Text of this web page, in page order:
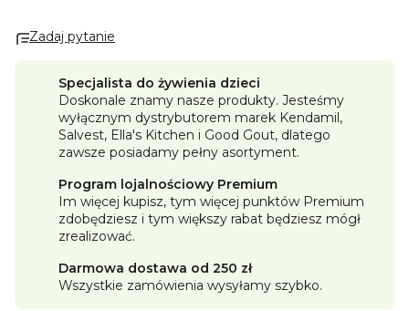
dodawać, oprócz krzty soku z cytryny, aby smak był
mali smakosze od ukończonego 4 miesiąca życia i bez
problemu mogli włączyć do swojej diety pokarmy stałe.
Cechy główne
✓ BIO jakość
✓ bez dodatku cukru*
✓ bez sztucznych barwników i konserwantów**
✓ bez glutenu
✓ praktyczne opakowanie z zamknięciem
✓ tekstura odpowiednia dla dzieci od 4 miesiąca życia ***
** Jak, zgodnie z prawem, każda żywność dla niemowląt i
Zadaj pytanie
Specjalista do żywienia dzieci
Doskonale znamy nasze produkty. Jesteśmy
wyłącznym dystrybutorem marek Kendamil,
Salvest, Ella's Kitchen i Good Gout, dlatego
zawsze posiadamy pełny asortyment.
Program lojalnościowy Premium
Im więcej kupisz, tym więcej punktów Premium
zdobędziesz i tym większy rabat będziesz mógł
zrealizować.
Darmowa dostawa od 250 zł
Wszystkie zamówienia wysyłamy szybko.